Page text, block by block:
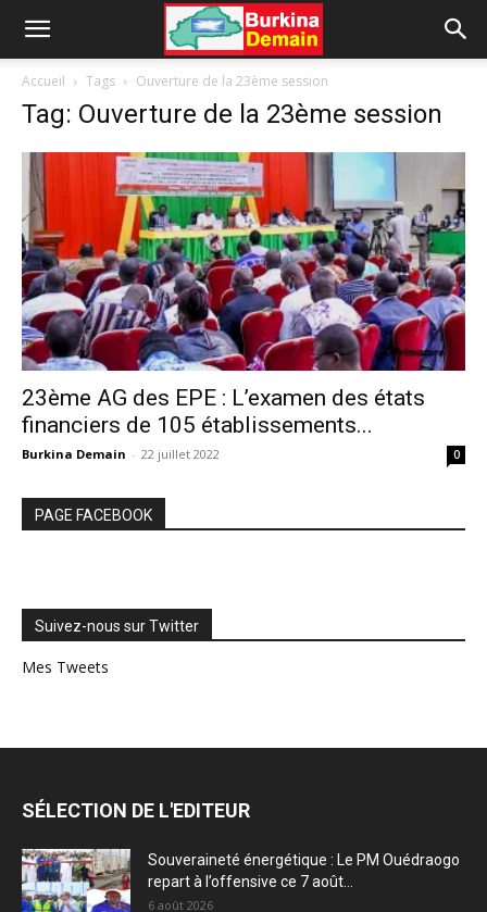
Accueil Tags Ouverture de la 23ème session
Tag: Ouverture de la 23ème session
23ème AG des EPE : L’examen des états
financiers de 105 établissements...
Burkina Demain - 22 juillet 2022 0
PAGE FACEBOOK
Suivez-nous sur Twitter
Mes Tweets
SÉLECTION DE L'EDITEUR
Souveraineté énergétique : Le PM Ouédraogo
repart à l’offensive ce 7 août...
6 août 2026